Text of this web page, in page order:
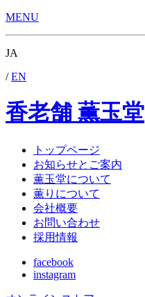
MENU
JA
/ EN
香老舗 薫玉堂
トップページ
お知らせとご案内
薫玉堂について
薫りについて
会社概要
お問い合わせ
採用情報
facebook
instagram